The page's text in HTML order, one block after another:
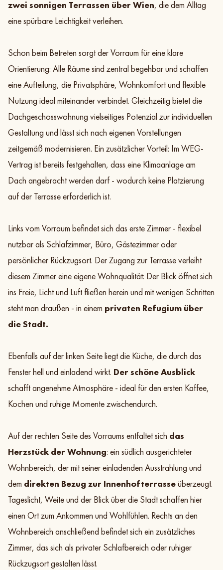
zwei sonnigen Terrassen über Wien, die dem Alltag
eine spürbare Leichtigkeit verleihen.
Schon beim Betreten sorgt der Vorraum für eine klare
Orientierung: Alle Räume sind zentral begehbar und schaffen
eine Aufteilung, die Privatsphäre, Wohnkomfort und flexible
Nutzung ideal miteinander verbindet. Gleichzeitig bietet die
Dachgeschosswohnung vielseitiges Potenzial zur individuellen
Gestaltung und lässt sich nach eigenen Vorstellungen
zeitgemäß modernisieren. Ein zusätzlicher Vorteil: Im WEG-
Vertrag ist bereits festgehalten, dass eine Klimaanlage am
Dach angebracht werden darf - wodurch keine Platzierung
auf der Terrasse erforderlich ist.
Links vom Vorraum befindet sich das erste Zimmer - flexibel
nutzbar als Schlafzimmer, Büro, Gästezimmer oder
persönlicher Rückzugsort. Der Zugang zur Terrasse verleiht
diesem Zimmer eine eigene Wohnqualität: Der Blick öffnet sich
ins Freie, Licht und Luft fließen herein und mit wenigen Schritten
steht man draußen - in einem privaten Refugium über
die Stadt.
Ebenfalls auf der linken Seite liegt die Küche, die durch das
Fenster hell und einladend wirkt. Der schöne Ausblick
schafft angenehme Atmosphäre - ideal für den ersten Kaffee,
Kochen und ruhige Momente zwischendurch.
Auf der rechten Seite des Vorraums entfaltet sich das
Herzstück der Wohnung: ein südlich ausgerichteter
Wohnbereich, der mit seiner einladenden Ausstrahlung und
dem direkten Bezug zur Innenhofterrasseüberzeugt.
Tageslicht, Weite und der Blick über die Stadt schaffen hier
einen Ort zum Ankommen und Wohlfühlen. Rechts an den
Wohnbereich anschließend befindet sich ein zusätzliches
Zimmer, das sich als privater Schlafbereich oder ruhiger
Rückzugsort gestalten lässt.